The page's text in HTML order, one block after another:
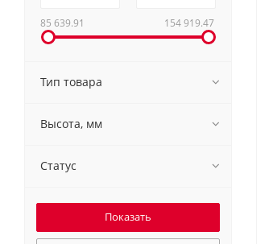
85 639.91 154 919.47
Тип товара
Высота, мм
Статус